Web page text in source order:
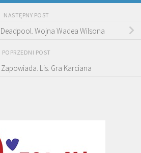
NASTĘPNY POST
Deadpool. Wojna Wadea Wilsona
POPRZEDNI POST
Zapowiada. Lis. Gra Karciana